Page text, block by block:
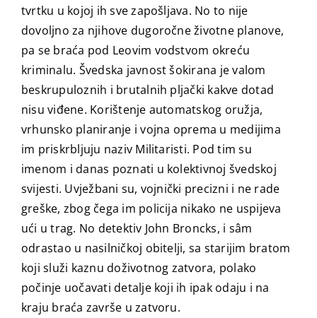
tvrtku u kojoj ih sve zapošljava. No to nije
dovoljno za njihove dugoročne životne planove,
pa se braća pod Leovim vodstvom okreću
kriminalu. Švedska javnost šokirana je valom
beskrupuloznih i brutalnih pljački kakve dotad
nisu viđene. Korištenje automatskog oružja,
vrhunsko planiranje i vojna oprema u medijima
im priskrbljuju naziv Militaristi. Pod tim su
imenom i danas poznati u kolektivnoj švedskoj
svijesti. Uvježbani su, vojnički precizni i ne rade
greške, zbog čega im policija nikako ne uspijeva
ući u trag. No detektiv John Broncks, i sâm
odrastao u nasilničkoj obitelji, sa starijim bratom
koji služi kaznu doživotnog zatvora, polako
počinje uočavati detalje koji ih ipak odaju i na
kraju braća završe u zatvoru.